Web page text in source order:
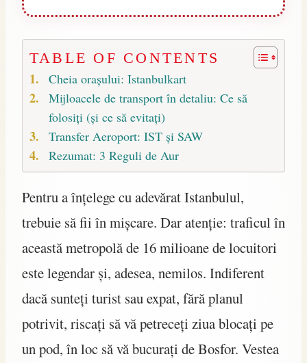
TABLE OF CONTENTS
Cheia orașului: Istanbulkart
Mijloacele de transport în detaliu: Ce să
folosiți (și ce să evitați)
Transfer Aeroport: IST și SAW
Rezumat: 3 Reguli de Aur
Pentru a înțelege cu adevărat Istanbulul,
trebuie să fii în mișcare. Dar atenție: traficul în
această metropolă de 16 milioane de locuitori
este legendar și, adesea, nemilos. Indiferent
dacă sunteți turist sau expat, fără planul
potrivit, riscați să vă petreceți ziua blocați pe
un pod, în loc să vă bucurați de Bosfor. Vestea